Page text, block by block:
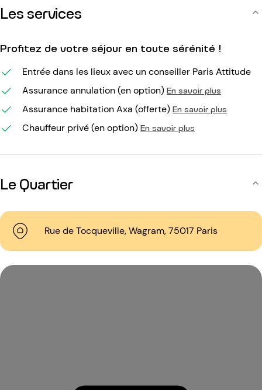
Les services
Profitez de votre séjour en toute sérénité !
Entrée dans les lieux avec un conseiller Paris Attitude
Assurance annulation (en option) En savoir plus
Assurance habitation Axa (offerte) En savoir plus
Chauffeur privé (en option) En savoir plus
Le Quartier
Rue de Tocqueville, Wagram, 75017 Paris